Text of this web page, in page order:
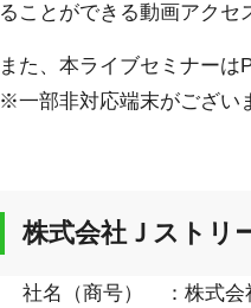
ることができる動画アクセ
また、本ライブセミナーは
※一部非対応端末がござい
株式会社Ｊストリ
社名（商号） ： 株式会